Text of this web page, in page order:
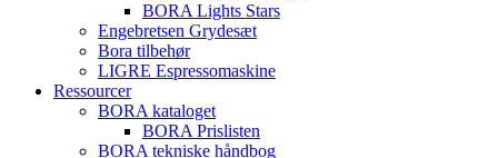
BORA Lights Stars
Engebretsen Grydesæt
Bora tilbehør
LIGRE Espressomaskine
Ressourcer
BORA kataloget
BORA Prislisten
BORA tekniske håndbog